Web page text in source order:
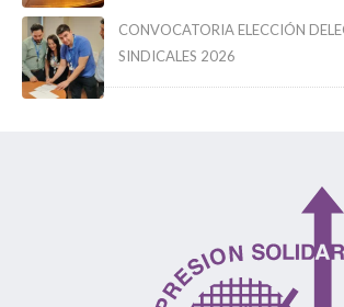
CONVOCATORIA ELECCIÓN
SINDICALES 2026